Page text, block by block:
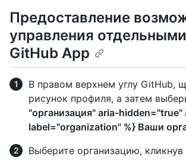
Предоставление
управления
GitHub App
В правом верхнем углу GitHub,
рисунок профиля, а затем
"организация" aria-hidden="true"
label="organization" %} Ваши
Выберите организацию, кликнув